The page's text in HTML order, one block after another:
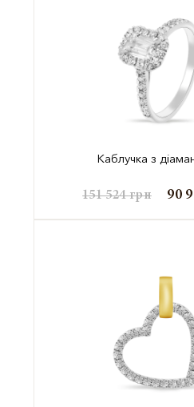
Каблучка з
151 524грн 90